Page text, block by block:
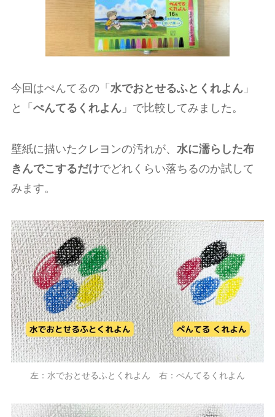
今回はぺんてるの「 水でおとせるふとくれよん」
と「 ぺんてるくれよん」で比較してみました。
壁紙に描いたクレヨンの汚れが、 水に濡らした布
きんでこするだけでどれくらい落ちるのか試して
みます。
左：水でおとせるふとくれよん 右：ぺんてるくれよん